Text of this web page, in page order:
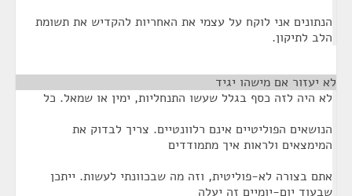
הנתונים אני לוקח על עצמי את האחריות להקדיש את תשומת
הלב לתיקון.
לא יעזור אם מישהו יגיד
לא היה לזה כסף בגלל שעשו התנחליות, ימין או שמאל. כל
הנושאים הפוליטיים אינם רלוונטיים. צריך לבדוק את
המימצאים ולראות איך מתמודדים
אתם בצורה לא-פוליטית, וזה מה שבכוונתי לעשות. ייתכן
שבעוד יום-יומיים זה יעלה